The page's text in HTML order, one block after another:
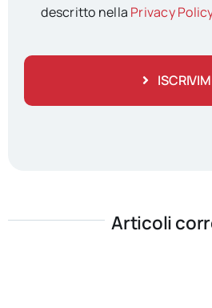
descritto nella Privacy
Articoli